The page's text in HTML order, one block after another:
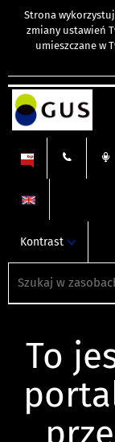
Strona
zmiany ustawień
umieszczane w
Kontrast
To